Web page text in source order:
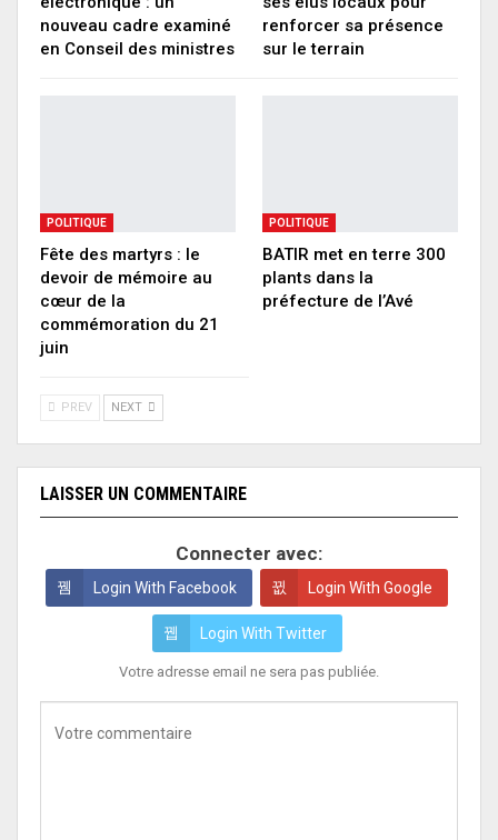
nouveau cadre examiné
en Conseil des ministres
renforcer sa présence
sur le terrain
POLITIQUE
Fête des martyrs : le
devoir de mémoire au
cœur de la
commémoration du 21
juin
POLITIQUE
BATIR met en terre 300
plants dans la
préfecture de l’Avé
PREV NEXT
LAISSER UN COMMENTAIRE
Connecter avec:
Login With Facebook Login With Google
Login With Twitter
Votre adresse email ne sera pas publiée.